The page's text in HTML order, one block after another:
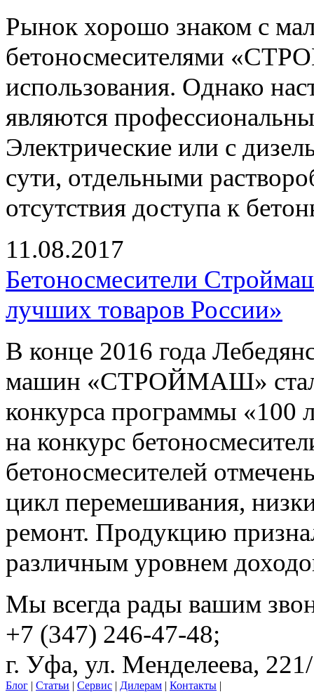
Рынок хорошо знаком с
бетоносмесителями
использования. Однако
являются
Электрические или с
сути, отдельными
отсутствия доступа к
11.08.2017
Бетоносмесители
лучших товаров России»
В конце 2016 года
машин «СТРОЙМАШ» стал
конкурса программы «100
на конкурс
бетоносмесителей
цикл перемешивания,
ремонт. Продукцию
различным уровнем
Мы всегда рады вашим
+7 (347) 246-47-48;
г. Уфа, ул. Менделеева,
Блог | Статьи | Сервис | Дилерам | Контакты |